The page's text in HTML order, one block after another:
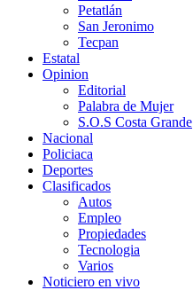
Petatlán
San Jeronimo
Tecpan
Estatal
Opinion
Editorial
Palabra de Mujer
S.O.S Costa Grande
Nacional
Policiaca
Deportes
Clasificados
Autos
Empleo
Propiedades
Tecnologia
Varios
Noticiero en vivo